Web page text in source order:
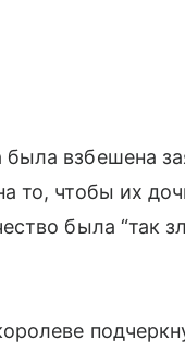
была взбешена
то, чтобы их
была “так